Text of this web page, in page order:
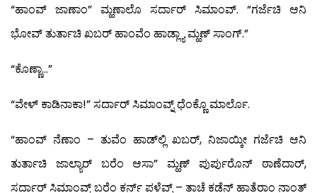
“ಹಾಂವ್ ಜಾಣಾಂ” ಮ್ಹಣಾಲೊ ಸರ್ದಾರ್ ಸಿಮಾಂವ್. “ಗರ್ಜೆಚಿ ಆನಿ
ಭೋವ್ ತುರ್ತಾಚಿ ಖಬರ್ ಹಾಂವೆಂ ಹಾಡ್ಲ್ಯಾ ಮ್ಹಣ್ ಸಾಂಗ್.”
“ಕೊಣ್ಣಾ…”
“ವೇಳ್ ಕಾಡಿನಾಕಾ!” ಸರ್ದಾರ್ ಸಿಮಾಂವ್ನ್ ಧೆಂಕ್ಣೊ ಮಾರ್ಲೊ.
“ಹಾಂವ್ ನೆಣಾಂ – ತುವೆಂ ಹಾಡ್‍ಲ್ಲಿ ಖಬರ್, ನಿಜಾಯ್ಕೀ ಗರ್ಜೆಚಿ ಆನಿ
ತುರ್ತಾಚಿ ಜಾಲ್ಯಾರ್ ಬರೆಂ ಆಸಾ” ಮ್ಹಣ್ ಪುರ್ಪುರೊನ್ ಠಾಣೆದಾರ್,
ಸರ್ದಾರ್ ಸಿಮಾಂವ್ಕ್ ಬರೆಂ ಕರ್ನ್ ಪಳೆವ್ನ್ – ತಾಚೆ ಕಡೆನ್ ಹಾತೆರಾಂ ನಾಂತ್